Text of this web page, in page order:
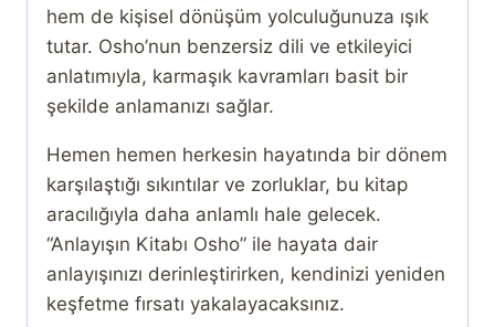
hem de kişisel dönüşüm yolculuğunuza ışık
tutar. Osho’nun benzersiz dili ve etkileyici
anlatımıyla, karmaşık kavramları basit bir
şekilde anlamanızı sağlar.
Hemen hemen herkesin hayatında bir dönem
karşılaştığı sıkıntılar ve zorluklar, bu kitap
aracılığıyla daha anlamlı hale gelecek.
“Anlayışın Kitabı Osho” ile hayata dair
anlayışınızı derinleştirirken, kendinizi yeniden
keşfetme fırsatı yakalayacaksınız.